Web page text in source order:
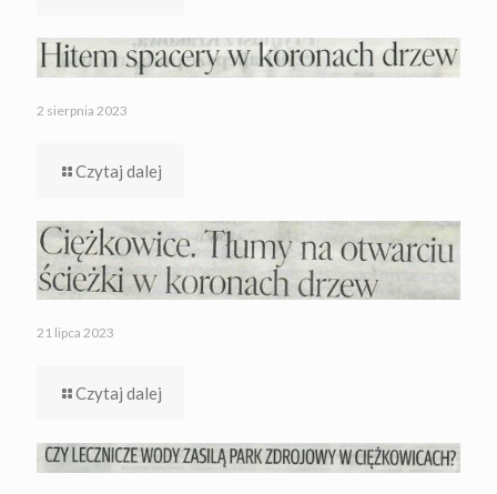
2 sierpnia 2023
Czytaj dalej
21 lipca 2023
Czytaj dalej